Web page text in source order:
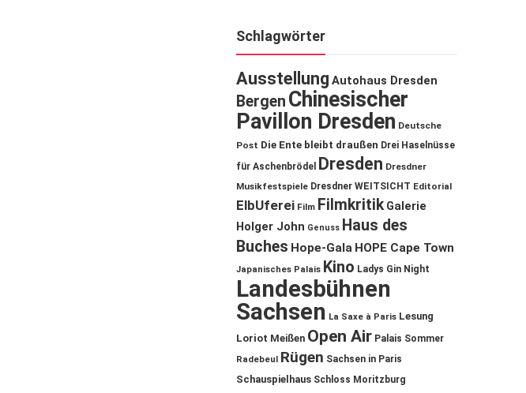
Schlagwörter
Ausstellung Autohaus Dresden
Bergen Chinesischer
Pavillon Dresden Deutsche
Post Die Ente bleibt draußen Drei Haselnüsse
für Aschenbrödel
Dresden Dresdner
Musikfestspiele Dresdner WEITSICHT Editorial
ElbUferei Film Filmkritik Galerie
Holger John Genuss Haus des
Buches Hope-Gala HOPE Cape Town
Japanisches Palais Kino Ladys Gin Night
Landesbühnen
Sachsen La Saxe à Paris Lesung
Loriot Meißen Open Air Palais Sommer
Radebeul Rügen Sachsen in Paris
Schauspielhaus Schloss Moritzburg